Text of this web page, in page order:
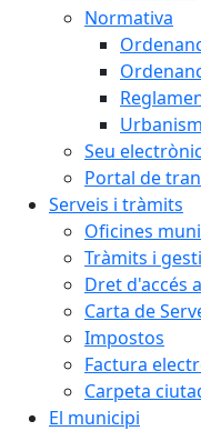
Normativa
Seu
Portal de
Serveis i tràmits
Oficines
Tràmits i
Dret d'accés
Carta de
Impostos
Factura
Carpeta
El municipi